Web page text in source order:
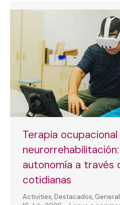
Terapia ocupacional
autonomía a través
cotidianas
Activities, Destacados, General